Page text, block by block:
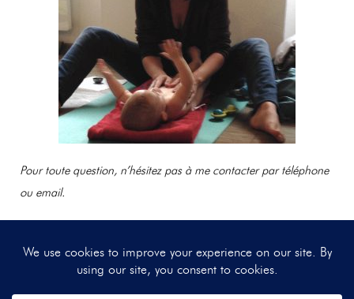
Pour toute question, n’hésitez pas à me contacter par téléphone
ou email.
Tilo Ayurveda © 2026. - Réalisé parHéHo !?